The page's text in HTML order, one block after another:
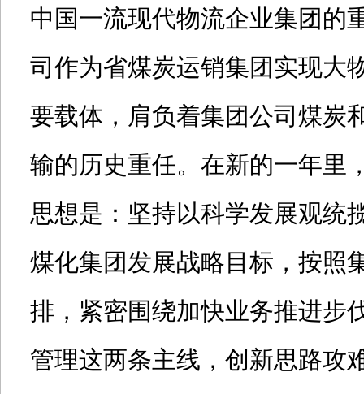
中国一流现代物流企业集团的
司作为省煤炭运销集团实现大
要载体，肩负着集团公司煤炭
输的历史重任。在新的一年里
思想是：坚持以科学发展观统
煤化集团发展战略目标，按照
排，紧密围绕加快业务推进步
管理这两条主线，创新思路攻